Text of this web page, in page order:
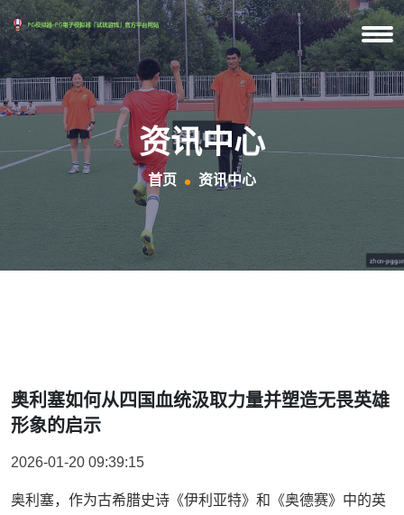
资讯中心
首页 资讯中心
奥利塞如何从四国血统汲取力量并塑造无畏英雄
形象的启示
2026-01-20 09:39:15
奥利塞，作为古希腊史诗《伊利亚特》和《奥德赛》中的英